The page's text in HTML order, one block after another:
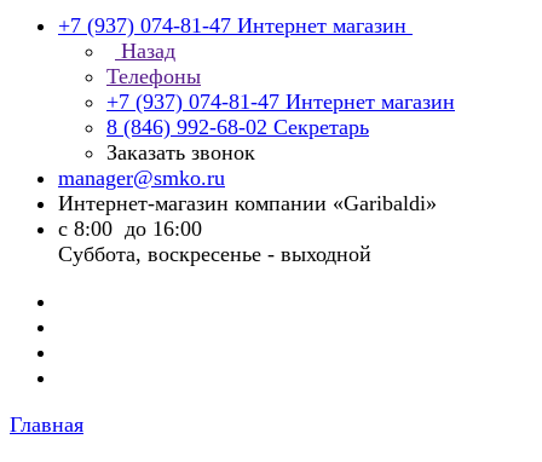
+7 (937) 074-81-47 Интернет магазин
Назад
Телефоны
+7 (937) 074-81-47 Интернет магазин
8 (846) 992-68-02 Секретарь
Заказать звонок
manager@smko.ru
Интернет-магазин компании «Garibaldi»
с 8:00 до 16:00
Суббота, воскресенье - выходной
Главная